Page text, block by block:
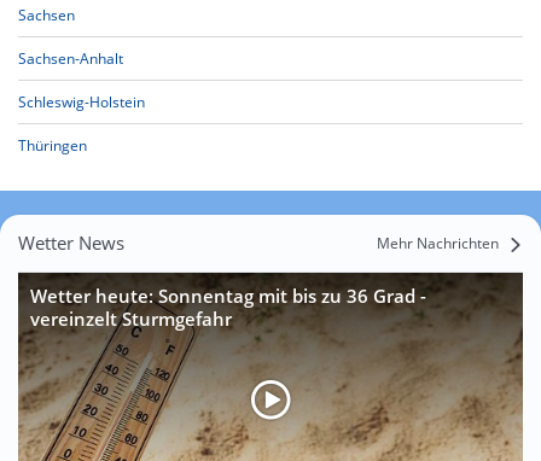
Sachsen
Sachsen-Anhalt
Schleswig-Holstein
Thüringen
Wetter News Mehr Nachrichten
Wetter heute: Sonnentag mit bis zu 36 Grad -
vereinzelt Sturmgefahr